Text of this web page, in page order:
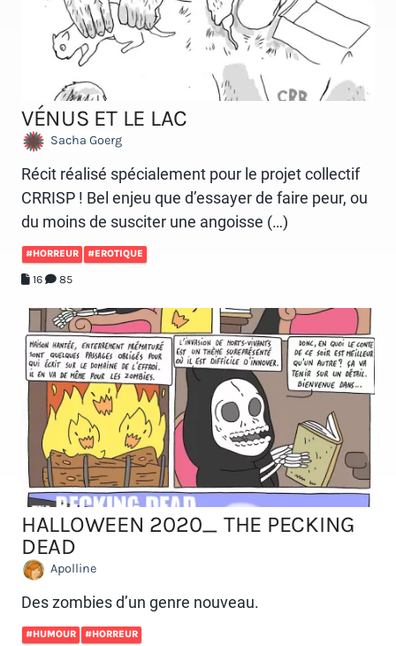
VÉNUS ET LE LAC
Sacha Goerg
Récit réalisé spécialement pour le projet collectif
CRRISP ! Bel enjeu que d’essayer de faire peur, ou
du moins de susciter une angoisse (…)
#HORREUR #EROTIQUE
16 85
HALLOWEEN 2020_ THE PECKING
DEAD
Apolline
Des zombies d’un genre nouveau.
#HUMOUR #HORREUR